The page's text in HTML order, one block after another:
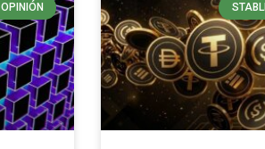
OPINIÓN